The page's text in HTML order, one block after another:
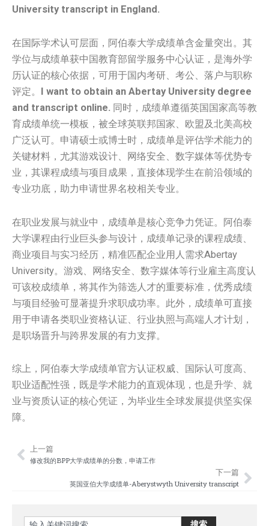
University transcript in England.
在国际学术认可层面，阿伯泰大学成绩单含金量突出。其
学位与成绩单获中国教育部留学服务中心认证，是海外学
历认证的核心依据，可用于国内考研、考公、落户与职称
评定。 I want to obtain an Abertay University degree
and transcript online. 同时，成绩单遵循英国国家高等教
育成绩单统一模板，被全球英联邦国家、欧盟及北美高校
广泛认可。申请硕士或博士时，成绩单是评估学术能力的
关键材料，尤其游戏设计、网络安全、数字媒体等优势专
业，其课程成绩与项目成果，直接体现学生在前沿领域的
专业功底，助力申请世界名校相关专业。
在职业发展与就业中，成绩单是核心竞争力凭证。阿伯泰
大学课程由行业巨头参与设计，成绩单记录的课程成绩、
商业项目与实习经历，精准匹配企业用人需求Abertay
University。游戏、网络安全、数字媒体等行业雇主高度认
可该校成绩单，将其作为筛选人才的重要标准，优秀成绩
与项目经验可显著提升求职成功率。此外，成绩单可直接
用于申请各类职业资格认证、行业执照与高端人才计划，
是职场晋升与跨界发展的有力支撑。
综上，阿伯泰大学成绩单官方认证权威、国际认可度高、
职业适配性强，既是学术能力的直观体现，也是升学、就
业与资质认证的核心凭证，为毕业生全球发展提供坚实保
障。
Prev
上一篇
修改我的BPP大学成绩单的分数，申请工作
下一篇
英国亚伯大学成绩单-Aberystwyth University transcript
Search